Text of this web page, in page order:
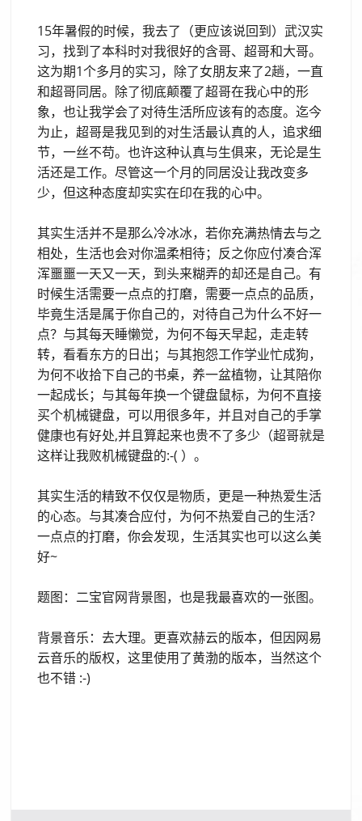
15年暑假的时候，我去了（更应该说回到）武汉实
习，找到了本科时对我很好的含哥、超哥和大哥。
这为期1个多月的实习，除了女朋友来了2趟，一直
和超哥同居。除了彻底颠覆了超哥在我心中的形
象，也让我学会了对待生活所应该有的态度。迄今
为止，超哥是我见到的对生活最认真的人，追求细
节，一丝不苟。也许这种认真与生俱来，无论是生
活还是工作。尽管这一个月的同居没让我改变多
少，但这种态度却实实在印在我的心中。
其实生活并不是那么冷冰冰，若你充满热情去与之
相处，生活也会对你温柔相待；反之你应付凑合浑
浑噩噩一天又一天，到头来糊弄的却还是自己。有
时候生活需要一点点的打磨，需要一点点的品质，
毕竟生活是属于你自己的，对待自己为什么不好一
点？与其每天睡懒觉，为何不每天早起，走走转
转，看看东方的日出；与其抱怨工作学业忙成狗，
为何不收拾下自己的书桌，养一盆植物，让其陪你
一起成长；与其每年换一个键盘鼠标，为何不直接
买个机械键盘，可以用很多年，并且对自己的手掌
健康也有好处,并且算起来也贵不了多少（超哥就是
这样让我败机械键盘的:-( ）。
其实生活的精致不仅仅是物质，更是一种热爱生活
的心态。与其凑合应付，为何不热爱自己的生活？
一点点的打磨，你会发现，生活其实也可以这么美
好~
题图：二宝官网背景图，也是我最喜欢的一张图。
背景音乐：去大理。更喜欢赫云的版本，但因网易
云音乐的版权，这里使用了黄渤的版本，当然这个
也不错 :-)